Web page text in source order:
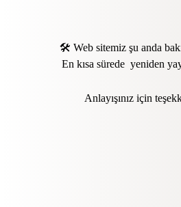
🛠️ Web sitemiz şu anda
En kısa sürede yeniden
Anlayışınız için